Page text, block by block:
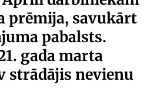
prēmija, savukārt
pabalsts.
gada marta
strādājis nevienu